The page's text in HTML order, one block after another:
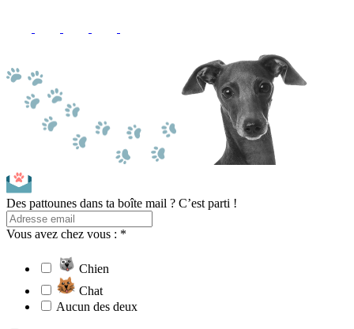
Des pattounes dans ta boîte mail ? C’est parti !
Vous avez chez vous : *
Chien
Chat
Aucun des deux